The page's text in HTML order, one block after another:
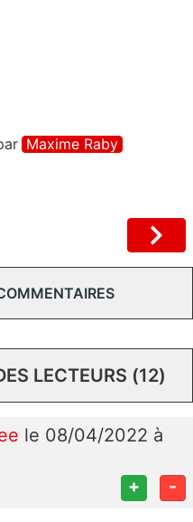
Maxime Raby
LECTEURS (12)
le 08/04/2022 à
+ -